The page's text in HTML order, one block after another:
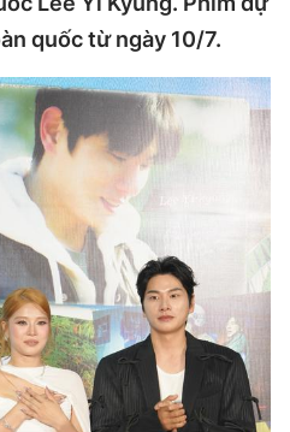
quốc từ ngày 10/7.